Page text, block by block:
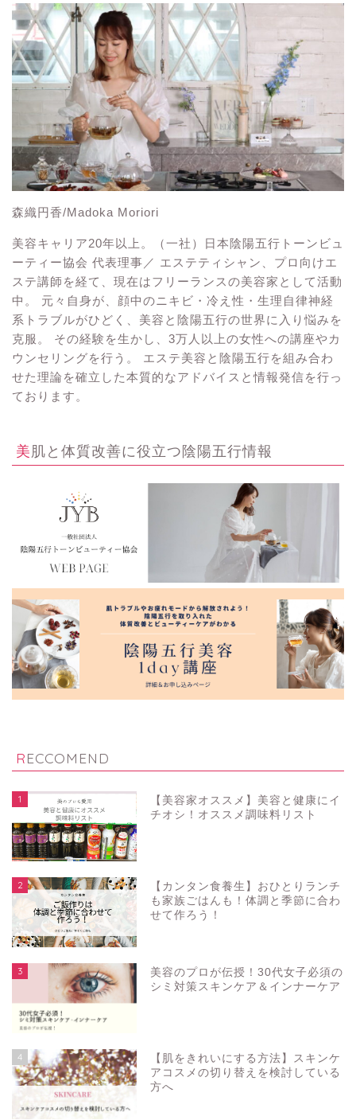
森織円香/Madoka Moriori
美容キャリア20年以上。（一社）日本陰陽五行トーンビュ
ーティー協会 代表理事／ エステティシャン、プロ向けエ
ステ講師を経て、現在はフリーランスの美容家として活動
中。 元々自身が、顔中のニキビ・冷え性・生理自律神経
系トラブルがひどく、美容と陰陽五行の世界に入り悩みを
克服。 その経験を生かし、3万人以上の女性への講座やカ
ウンセリングを行う。 エステ美容と陰陽五行を組み合わ
せた理論を確立した本質的なアドバイスと情報発信を行っ
ております。
美肌と体質改善に役立つ陰陽五行情報
RECCOMEND
1
【美容家オススメ】美容と健康にイ
チオシ！オススメ調味料リスト
2
【カンタン食養生】おひとりランチ
も家族ごはんも！体調と季節に合わ
せて作ろう！
3
美容のプロが伝授！30代女子必須の
シミ対策スキンケア＆インナーケア
4
【肌をきれいにする方法】スキンケ
アコスメの切り替えを検討している
方へ